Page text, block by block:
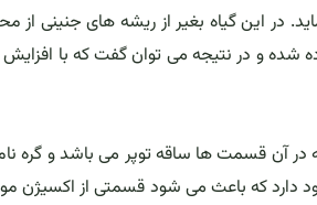
تا ۲۵ سانتیمتری خاک نفوذ می نماید. در این گیاه بغیر از ریشه های جنینی
شده و در نتیجه می توان گفت که با افزایش
در آن قسمت ها ساقه توپر می باشد و گره
دارد که باعث می شود قسمتی از اکسیژن